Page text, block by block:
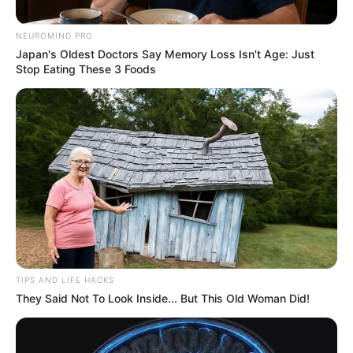
Archivo
Foto ilustrativa
NEUROMIND PRO
Japan's Oldest Doctors Say Memory Loss Isn't Age: Just
Stop Eating These 3 Foods
TIPS AND LIFE HACKS
They Said Not To Look Inside... But This Old Woman Did!